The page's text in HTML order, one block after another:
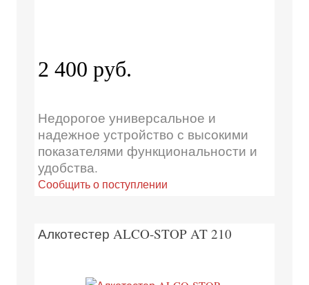
2 400 руб.
Недорогое универсальное и
надежное устройство с высокими
показателями функциональности и
удобства.
Сообщить о поступлении
Алкотестер ALCO-STOP AT 210